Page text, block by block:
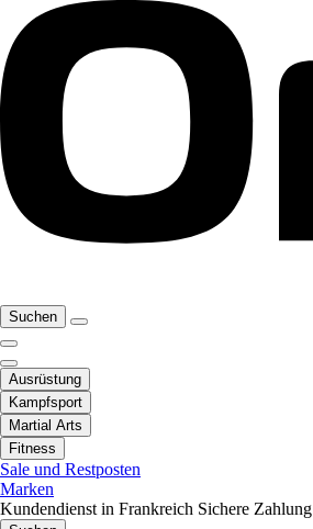
Suchen
Ausrüstung
Kampfsport
Martial Arts
Fitness
Sale und Restposten
Marken
Kundendienst in Frankreich Sichere Zahlung